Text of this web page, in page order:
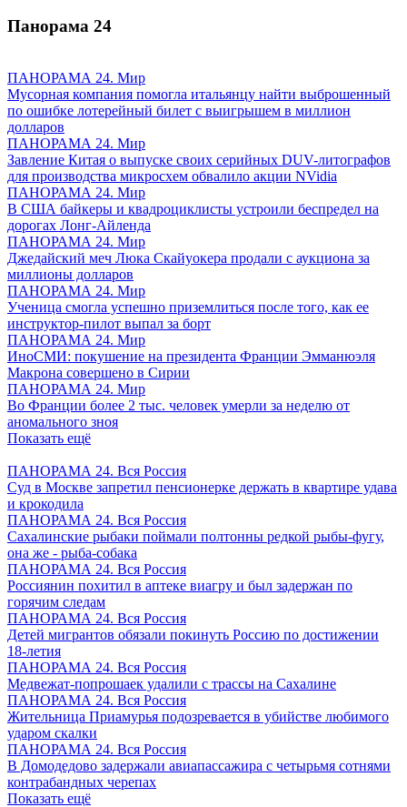
Панорама 24
ПАНОРАМА 24. Мир
Мусорная компания помогла итальянцу найти выброшенный
по ошибке лотерейный билет с выигрышем в миллион
долларов
ПАНОРАМА 24. Мир
Завление Китая о выпуске своих серийных DUV-литографов
для производства микросхем обвалило акции NVidia
ПАНОРАМА 24. Мир
В США байкеры и квадроциклисты устроили беспредел на
дорогах Лонг-Айленда
ПАНОРАМА 24. Мир
Джедайский меч Люка Скайуокера продали с аукциона за
миллионы долларов
ПАНОРАМА 24. Мир
Ученица смогла успешно приземлиться после того, как ее
инструктор-пилот выпал за борт
ПАНОРАМА 24. Мир
ИноСМИ: покушение на президента Франции Эмманюэля
Макрона совершено в Сирии
ПАНОРАМА 24. Мир
Во Франции более 2 тыс. человек умерли за неделю от
аномального зноя
Показать ещё
ПАНОРАМА 24. Вся Россия
Суд в Москве запретил пенсионерке держать в квартире удава
и крокодила
ПАНОРАМА 24. Вся Россия
Сахалинские рыбаки поймали полтонны редкой рыбы-фугу,
она же - рыба-собака
ПАНОРАМА 24. Вся Россия
Россиянин похитил в аптеке виагру и был задержан по
горячим следам
ПАНОРАМА 24. Вся Россия
Детей мигрантов обязали покинуть Россию по достижении
18-летия
ПАНОРАМА 24. Вся Россия
Медвежат-попрошаек удалили с трассы на Сахалине
ПАНОРАМА 24. Вся Россия
Жительница Приамурья подозревается в убийстве любимого
ударом скалки
ПАНОРАМА 24. Вся Россия
В Домодедово задержали авиапассажира с четырьмя сотнями
контрабандных черепах
Показать ещё